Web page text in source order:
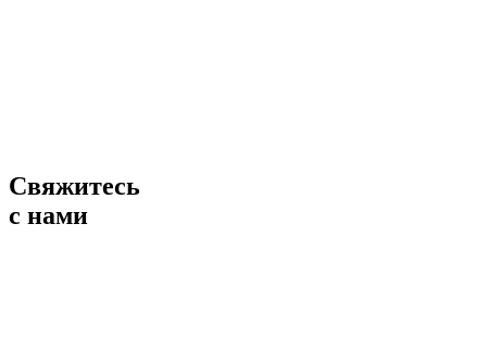
Свяжитесь
с нами